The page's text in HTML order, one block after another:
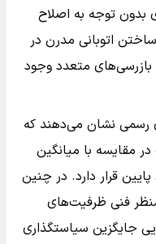
بدون توجه به اصلاح
اتوبانی مدرن در
متعدد وجود
رسمی نشان می‌دهند که
مقایسه با میانگین
قرار دارد. در چنین
منظر فنی ظرفیت‌های
جایگزین سیاستگذاری